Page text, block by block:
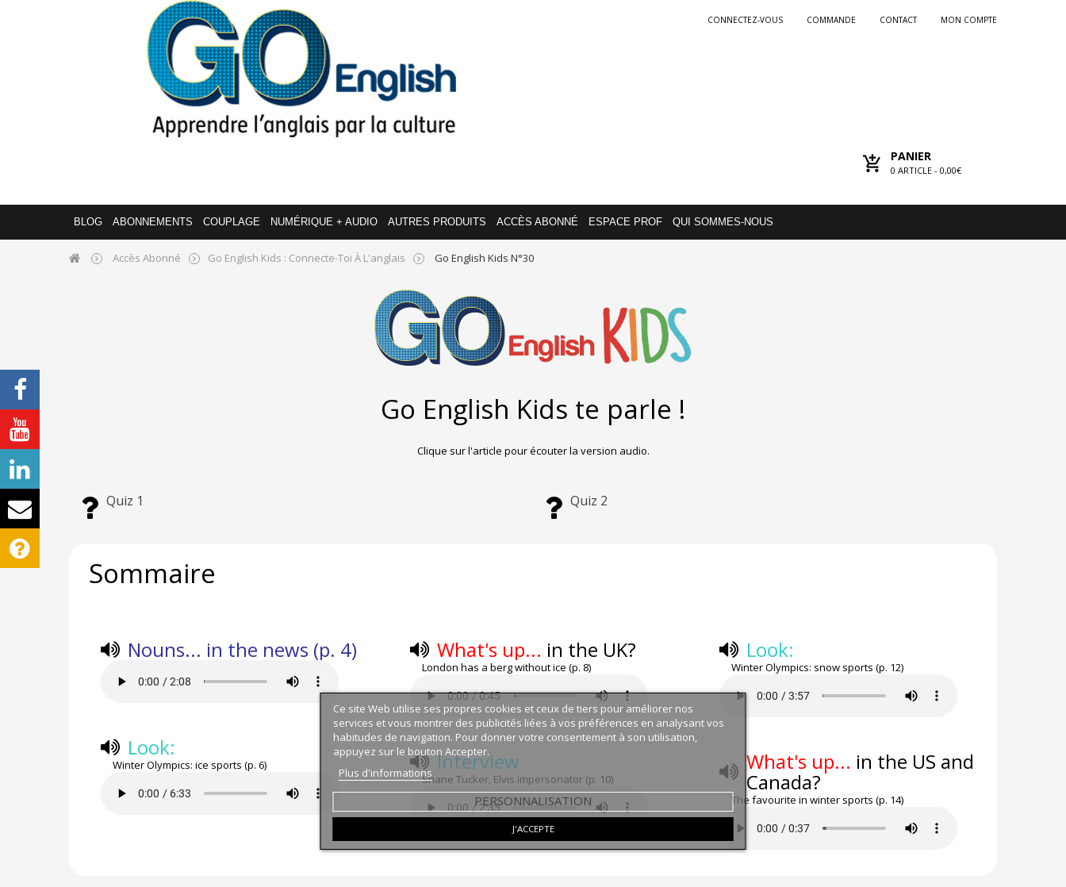
MON COMPTE
CONTACT
COMMANDE
CONNECTEZ-VOUS
PANIER
0 ARTICLE - 0,00€
BLOG ABONNEMENTS COUPLAGE NUMÉRIQUE + AUDIO AUTRES PRODUITS ACCÈS ABONNÉ ESPACE PROF QUI SOMMES-NOUS
Accès Abonné Go English Kids : Connecte-Toi À L'anglais Go English Kids N°30
Go English Kids te parle !
Clique sur l'article pour écouter la version audio.
Quiz 1 Quiz 2
Sommaire
Nouns... in the news (p. 4)
Look:
Winter Olympics: ice sports (p. 6)
What's up... in the UK?
London has a berg without ice (p. 8)
Interview
Shane Tucker, Elvis impersonator (p. 10)
Look:
Winter Olympics: snow sports (p. 12)
What's up... in the US and
Canada?
The favourite in winter sports (p. 14)
Ce site Web utilise ses propres cookies et ceux de tiers pour améliorer nos
services et vous montrer des publicités liées à vos préférences en analysant vos
habitudes de navigation. Pour donner votre consentement à son utilisation,
appuyez sur le bouton Accepter.
Plus d'informations
PERSONNALISATION
J'ACCEPTE